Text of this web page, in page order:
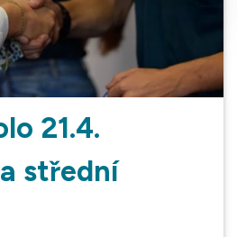
21.4.
střední